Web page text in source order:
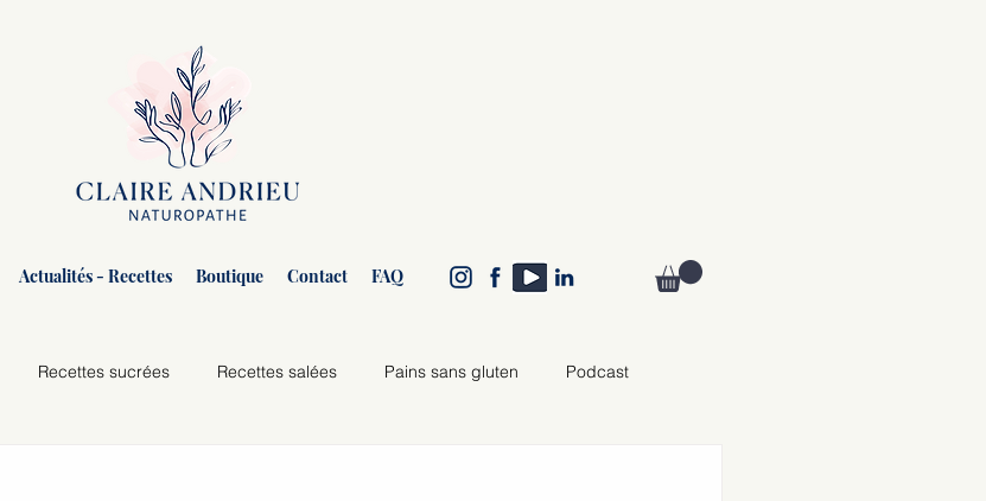
Actualités - Recettes Boutique Contact FAQ
Recettes sucrées Recettes salées Pains sans gluten Podcast